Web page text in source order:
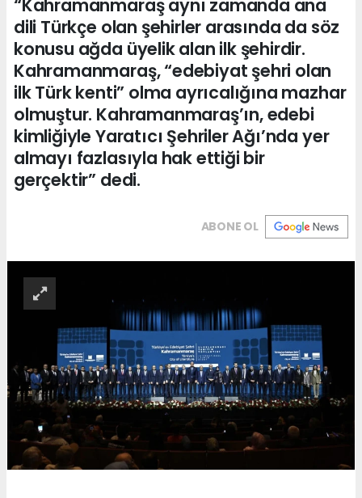
“Kahramanmaraş aynı zamanda ana
dili Türkçe olan şehirler arasında da söz
konusu ağda üyelik alan ilk şehirdir.
Kahramanmaraş, “edebiyat şehri olan
ilk Türk kenti” olma ayrıcalığına mazhar
olmuştur. Kahramanmaraş’ın, edebi
kimliğiyle Yaratıcı Şehriler Ağı’nda yer
almayı fazlasıyla hak ettiği bir
gerçektir” dedi.
ABONE OL